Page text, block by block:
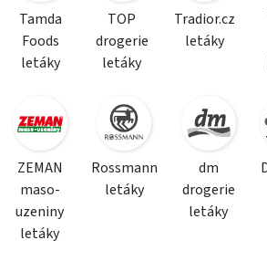
Tamda
Foods
letáky
TOP
drogerie
letáky
Tradior.cz
letáky
ZEMAN
maso-
uzeniny
letáky
Rossmann
letáky
dm
drogerie
letáky